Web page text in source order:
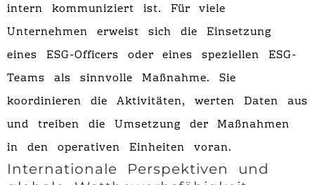
intern kommuniziert ist. Für viele
Unternehmen erweist sich die Einsetzung
eines ESG-Officers oder eines speziellen ESG-
Teams als sinnvolle Maßnahme. Sie
koordinieren die Aktivitäten, werten Daten aus
und treiben die Umsetzung der Maßnahmen
in den operativen Einheiten voran.
Internationale Perspektiven und